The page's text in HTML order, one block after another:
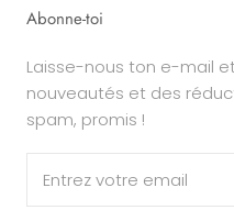
Abonne-toi
Laisse-nous ton e-mail
nouveautés et des
spam, promis !